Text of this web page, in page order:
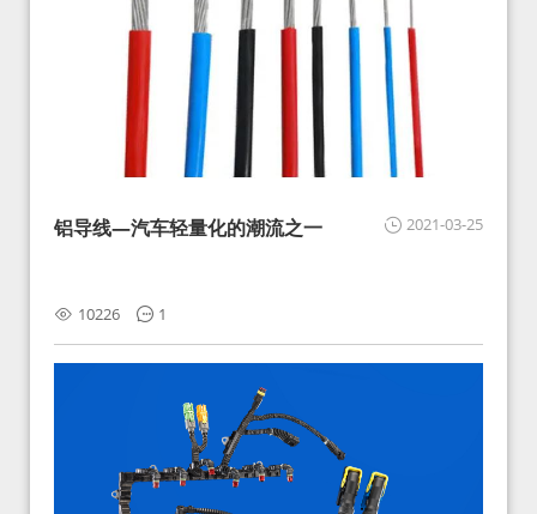
2021-03-25
铝导线—汽车轻量化的潮流之一
10226 1